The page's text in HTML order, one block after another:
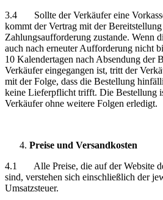
3.4 Sollte der Verkäufer eine
kommt der Vertrag mit der
Zahlungsaufforderung zustande. Wenn
auch nach erneuter Aufforderung nicht
10 Kalendertagen nach Absendung der
Verkäufer eingegangen ist, tritt der
mit der Folge, dass die Bestellung
keine Lieferpflicht trifft. Die Bestellung
Verkäufer ohne weitere Folgen erledigt.
Preise und Versandkosten
4.1 Alle Preise, die auf der Website
sind, verstehen sich einschließlich der
Umsatzsteuer.